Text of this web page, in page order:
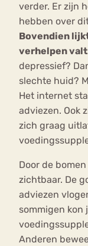
verder. Er zijn
hebben over
Bovendien
verhelpen
depressief?
slechte huid?
Het internet
adviezen. Ook
zich graag
Door de
zichtbaar. De
adviezen
sommigen kon
Anderen